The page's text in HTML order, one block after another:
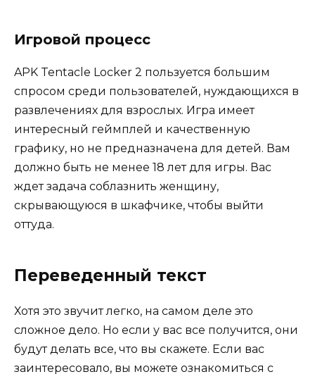
Игровой процесс
APK Tentacle Locker 2 пользуется большим
спросом среди пользователей, нуждающихся в
развлечениях для взрослых. Игра имеет
интересный геймплей и качественную
графику, но не предназначена для детей. Вам
должно быть не менее 18 лет для игры. Вас
ждет задача соблазнить женщину,
скрывающуюся в шкафчике, чтобы выйти
оттуда.
Переведенный текст
Хотя это звучит легко, на самом деле это
сложное дело. Но если у вас все получится, они
будут делать все, что вы скажете. Если вас
заинтересовало, вы можете ознакомиться с